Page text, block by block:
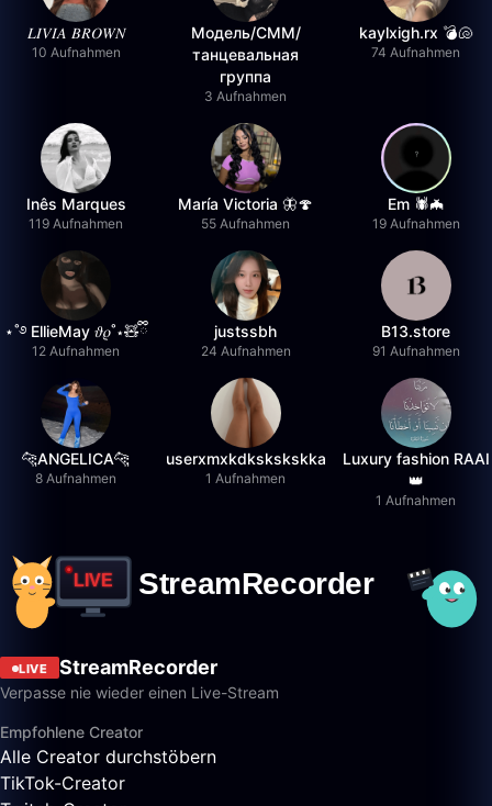
𝐿𝐼𝑉𝐼𝐴 𝐵𝑅𝑂𝑊𝑁
10 Aufnahmen
Модель/СММ/
танцевальная
группа
3 Aufnahmen
kaylxigh.rx 💣🐚
74 Aufnahmen
Inês Marques
119 Aufnahmen
María Victoria 🦋🍄
55 Aufnahmen
Em 🕷️🦇
19 Aufnahmen
⋆˚࿔ EllieMay 𝜗𝜚˚⋆🧸ྀི
12 Aufnahmen
justssbh
24 Aufnahmen
B13.store
91 Aufnahmen
🐆ANGELICA🐆
8 Aufnahmen
userxmxkdkskskskka
1 Aufnahmen
Luxury fashion RAAI
👑
1 Aufnahmen
LIVE StreamRecorder
Verpasse nie wieder einen Live-Stream
Empfohlene Creator
Alle Creator durchstöbern
TikTok-Creator